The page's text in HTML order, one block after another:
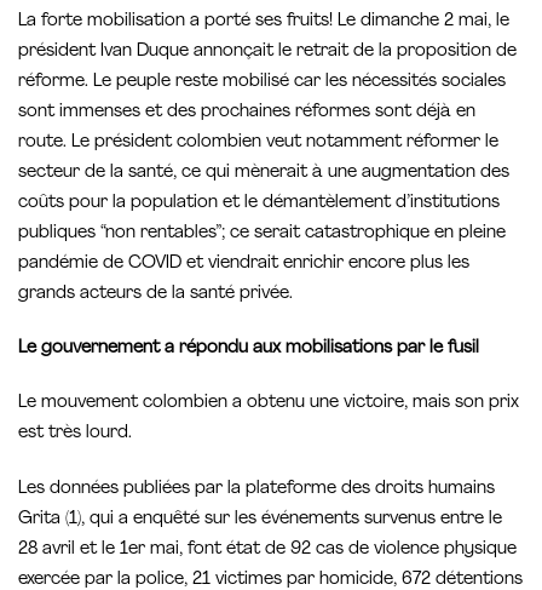
La forte mobilisation a porté ses fruits! Le dimanche 2 mai, le
président Ivan Duque annonçait le retrait de la proposition de
réforme. Le peuple reste mobilisé car les nécessités sociales
sont immenses et des prochaines réformes sont déjà en
route. Le président colombien veut notamment réformer le
secteur de la santé, ce qui mènerait à une augmentation des
coûts pour la population et le démantèlement d’institutions
publiques “non rentables”; ce serait catastrophique en pleine
pandémie de COVID et viendrait enrichir encore plus les
grands acteurs de la santé privée.
Le gouvernement a répondu aux mobilisations par le fusil
Le mouvement colombien a obtenu une victoire, mais son prix
est très lourd.
Les données publiées par la plateforme des droits humains
Grita (1), qui a enquêté sur les événements survenus entre le
28 avril et le 1er mai, font état de 92 cas de violence physique
exercée par la police, 21 victimes par homicide, 672 détentions